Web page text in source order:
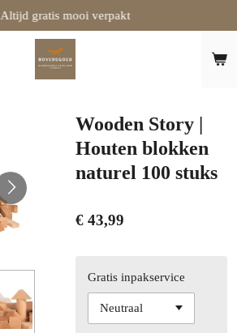
Altijd gratis mooi verpakt
Wooden Story |
Houten blokken
naturel 100 stuks
€ 43,99
Gratis inpakservice